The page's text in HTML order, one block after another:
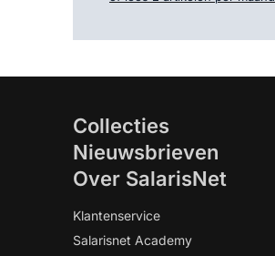
Collecties
Nieuwsbrieven
Over SalarisNet
Klantenservice
Salarisnet Academy